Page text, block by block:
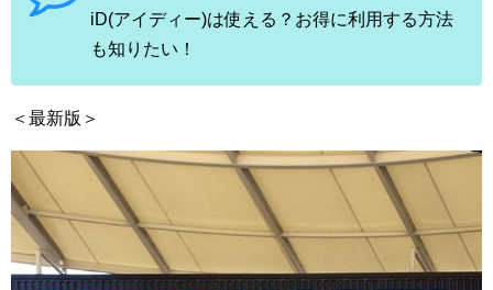
iD(アイディー)は使える？お得に利用する方法
も知りたい！
＜最新版＞